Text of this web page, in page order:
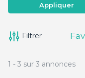
Appliquer
Filtrer
1 - 3 sur 3 annonces